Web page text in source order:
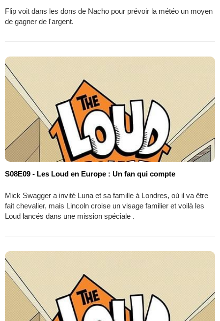
Flip voit dans les dons de Nacho pour prévoir la météo un moyen
de gagner de l'argent.
S08E09 - Les Loud en Europe : Un fan qui compte
Mick Swagger a invité Luna et sa famille à Londres, où il va être
fait chevalier, mais Lincoln croise un visage familier et voilà les
Loud lancés dans une mission spéciale .